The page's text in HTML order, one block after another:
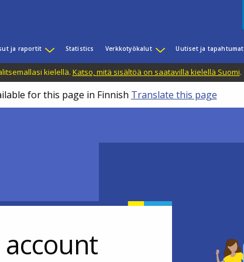
ja raportit Statistics Verkkotyökalut Uutiset ja tapahtumat
kielellä. Katso, mitä sisältöä on saatavilla kielellä Suomi.
for this page in Finnish Translate this page